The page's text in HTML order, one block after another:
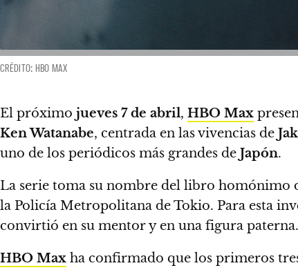
CRÉDITO: HBO MAX
El próximo jueves 7 de abril, HBO Max
Ken Watanabe, centrada en las vivencias de
uno de los periódicos más grandes de Japón.
La serie toma su nombre del libro homónimo
la Policía Metropolitana de Tokio. Para esta
convirtió en su mentor y en una figura
HBO Max ha confirmado que los primeros